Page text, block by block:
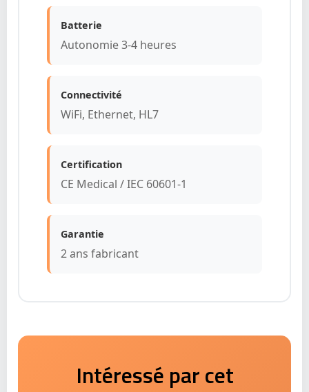
Batterie
Autonomie 3-4 heures
Connectivité
WiFi, Ethernet, HL7
Certification
CE Medical / IEC 60601-1
Garantie
2 ans fabricant
Intéressé par cet